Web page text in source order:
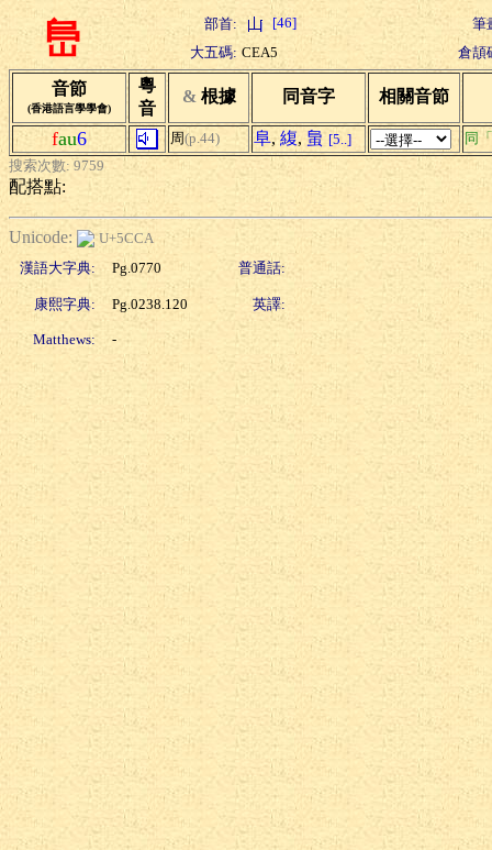
峊 部首: [46]
筆
大五碼: CEA5 倉頡
音節
(香港語言學學會)
粵
音
& 根據 同音字 相關音節
fau6 周(p.44) 阜, 緮, 蛗 [5..]
同
搜索次數: 9759
配搭點:
Unicode:
U+5CCA
漢語大字典:
Pg.0770 普通話:
康熙字典: Pg.0238.120 英譯:
Matthews: -